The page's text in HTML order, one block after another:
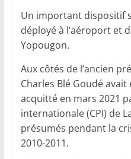
Un important dispositif
déployé à l’aéroport et
Yopougon.
Aux côtés de l’ancien
Charles Blé Goudé
acquitté en mars 2021
internationale (CPI) de
présumés pendant la
2010-2011.